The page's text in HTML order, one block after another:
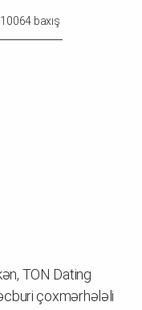
10064 baxış
TON Dating
çoxmərhələli